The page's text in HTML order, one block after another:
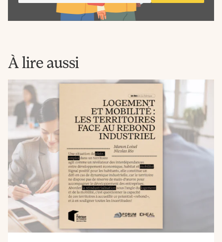
à
À lire aussi